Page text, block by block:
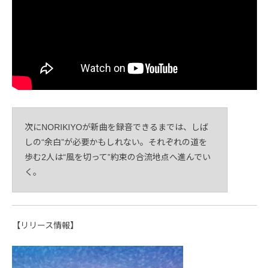
次にNORIKIYOが新曲を録音できるまでは、しば
しの“余白”が必要かもしれない。それぞれの道を
歩む2人は“風を切って”約束の合流地点へ進んでい
く。
【リリース情報】